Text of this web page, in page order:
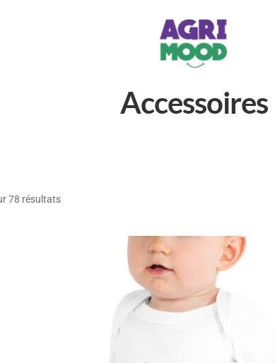
Accessoires
78 résultats